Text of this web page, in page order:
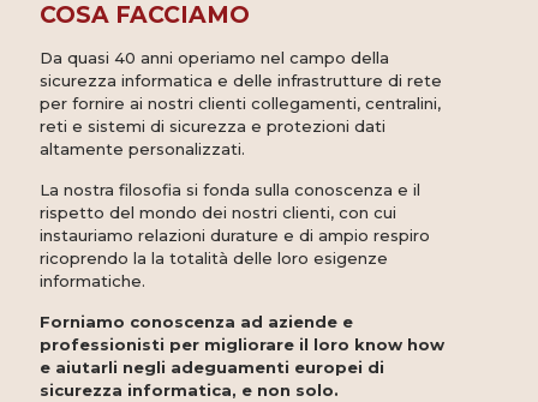
COSA FACCIAMO
Da quasi 40 anni operiamo nel campo della
sicurezza informatica e delle infrastrutture di rete
per fornire ai nostri clienti collegamenti, centralini,
reti e sistemi di sicurezza e protezioni dati
altamente personalizzati.
La nostra filosofia si fonda sulla conoscenza e il
rispetto del mondo dei nostri clienti, con cui
instauriamo relazioni durature e di ampio respiro
ricoprendo la la totalità delle loro esigenze
informatiche.
Forniamo conoscenza ad aziende e
professionisti per migliorare il loro know how
e aiutarli negli adeguamenti europei di
sicurezza informatica, e non solo.